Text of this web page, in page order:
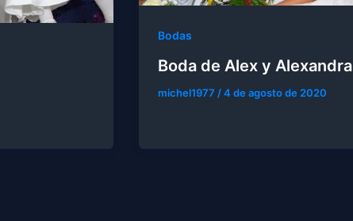
Bodas
Boda de Alex y Alexandra
michel1977 /4 de agosto de 2020